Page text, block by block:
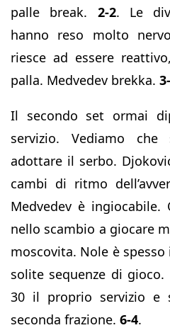
palle break. 2-2. Le
hanno reso molto
riesce ad essere
palla. Medvedev brekka.
Il secondo set ormai
servizio. Vediamo
adottare il serbo.
cambi di ritmo
Medvedev è
nello scambio a giocare
moscovita. Nole è
solite sequenze di gioco.
30 il proprio servizio e
seconda frazione. 6-4.